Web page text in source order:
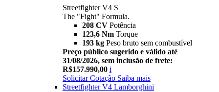
Streetfighter V4 S
The "Fight" Formula.
208 CV Potência
123,6 Nm Torque
193 kg Peso bruto sem combustível
Preço público sugerido e válido até
31/08/2026, sem inclusão de frete:
R$157.990,00 i
Solicitar Cotação Saiba mais
Streetfighter V4 Lamborghini